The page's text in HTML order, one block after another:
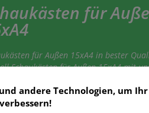
für
für Außen 15xA4 in bester
Schaukästen für Außen 15xA4 mit
für Außen 15xA4
andere Technologien, um Ihr